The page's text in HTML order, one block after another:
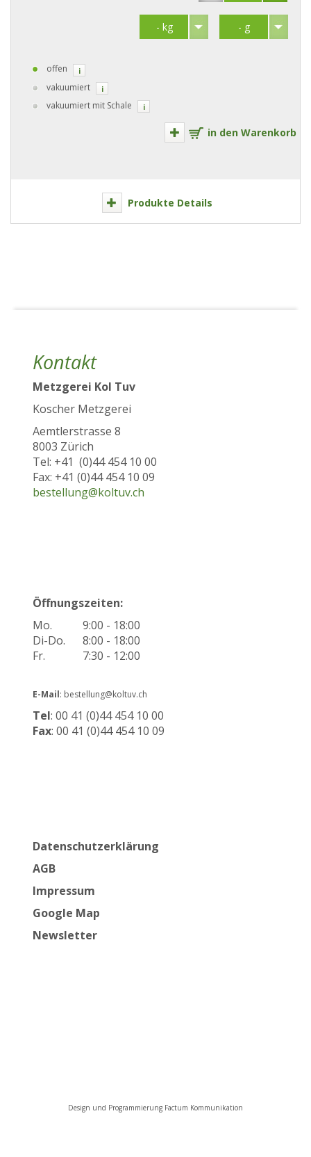
Produkte Details
offen i
vakuumiert i
vakuumiert mit Schale i
in den Warenkorb
Kontakt
Metzgerei Kol Tuv
Koscher Metzgerei
Aemtlerstrasse 8
8003 Zürich
Tel: +41 (0)44 454 10 00
Fax: +41 (0)44 454 10 09
bestellung@koltuv.ch
Öffnungszeiten:
Mo.
9:00 - 18:00
Di-Do.
8:00 - 18:00
Fr.
7:30 - 12:00
E-Mail: bestellung@koltuv.ch
Tel: 00 41 (0)44 454 10 00
Fax: 00 41 (0)44 454 10 09
Datenschutzerklärung
AGB
Impressum
Google Map
Newsletter
Design und Programmierung Factum Kommunikation